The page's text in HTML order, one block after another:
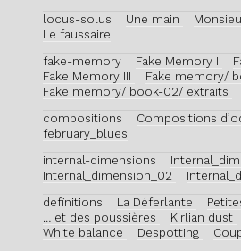
locus-solus
Une main
Le faussaire
fake-memory
Fake Memory I
Fake Memory III
Fake memory/
Fake memory/ book-02/ extraits
compositions
Compositions
february_blues
internal-dimensions
Internal_dimension_02
definitions
La Déferlante
… et des poussières
Kirlian dust
White balance
Despotting